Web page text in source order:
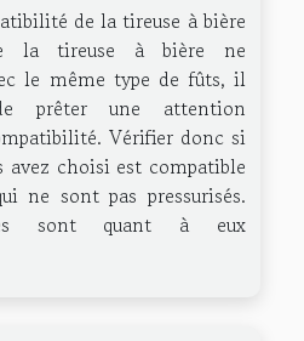
de la tireuse à bière
la tireuse à bière ne
le même type de fûts, il
prêter une attention
Vérifier donc si
avez choisi est compatible
ne sont pas pressurisés.
sont quant à eux